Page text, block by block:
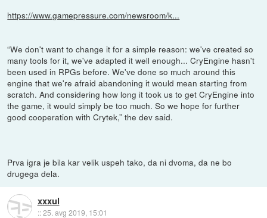
https://www.gamepressure.com/newsroom/k...
“We don't want to change it for a simple reason: we've created so
many tools for it, we've adapted it well enough... CryEngine hasn't
been used in RPGs before. We've done so much around this
engine that we're afraid abandoning it would mean starting from
scratch. And considering how long it took us to get CryEngine into
the game, it would simply be too much. So we hope for further
good cooperation with Crytek,” the dev said.
Prva igra je bila kar velik uspeh tako, da ni dvoma, da ne bo
drugega dela.
xxxul
::25. avg 2019, 15:01